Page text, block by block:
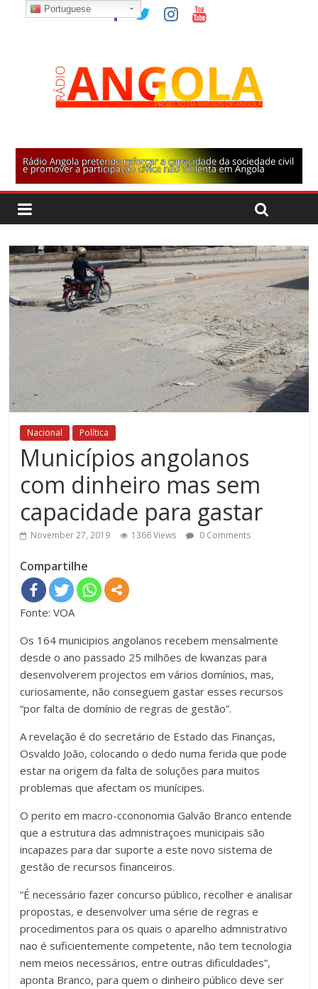
Nacional Política
Municípios angolanos
com dinheiro mas sem
capacidade para gastar
November 27, 2019 1366 Views 0 Comments
Compartilhe
Fonte: VOA
Os 164 municipios angolanos recebem mensalmente
desde o ano passado 25 milhões de kwanzas para
desenvolverem projectos em vários domínios, mas,
curiosamente, não conseguem gastar esses recursos
“por falta de domínio de regras de gestão”.
A revelação é do secretário de Estado das Finanças,
Osvaldo João, colocando o dedo numa ferida que pode
estar na origem da falta de soluções para muitos
problemas que afectam os munícipes.
O perito em macro-ccononomia Galvão Branco entende
que a estrutura das admnistraçoes municipais são
incapazes para dar suporte a este novo sistema de
gestão de recursos financeiros.
“É necessário fazer concurso público, recolher e analisar
propostas, e desenvolver uma série de regras e
procedimentos para os quais o aparelho admnistrativo
nao é suficientemente competente, não tem tecnologia
nem meios necessários, entre outras dificuldades”,
aponta Branco, para quem o dinheiro público deve ser
Portuguese